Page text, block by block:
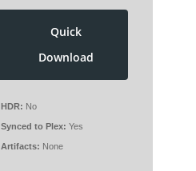
Quick
Download
HDR: No
Synced to Plex: Yes
Artifacts: None